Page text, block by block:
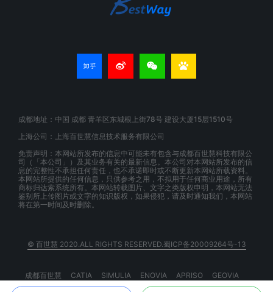
成都地址：中国 成都 青羊区东城根上街78号 建设大厦15层1510号
上海公司：上海百世慧信息技术服务有限公司
免责声明：本网站所发布的信息中可能未有包含与成都百世慧科技有限公
司（「本公司」）及其业务有关的最新信息。本公司对本网站所发布的信
息的完整性不承担任何责任，也不承诺即时或不断更新本网站所载资料。
本网站所提供的任何信息，只供参考之用，不拟用于任何商业用途，所有
商标归达索系统所有。本网站转载图片、文字之类版权申明，本网站无法
鉴别所上传图片或文字的知识版权，如果侵犯，请及时通知我们，本网站
将在第一时间及时删除。
© 百世慧 2020.ALL RIGHTS RESERVED.蜀ICP备20009264号-13
成都百世慧 CATIA SIMULIA ENOVIA APRISO
GEOVIA
3DSPACEX